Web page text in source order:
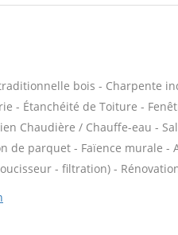
bois - Charpente
- Étanchéité de Toiture -
Chaudière / Chauffe-eau -
de parquet - Faïence murale
- filtration) -